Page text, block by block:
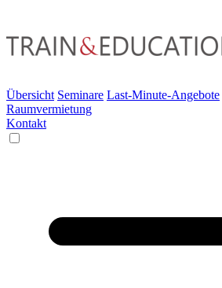
Übersicht Seminare Last-Minute-Angebote
Raumvermietung
Kontakt